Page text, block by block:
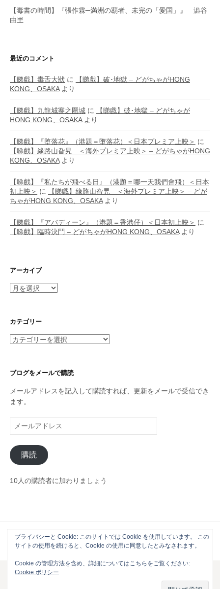
【毒書の時間】『張作霖─満洲の覇者、未完の「愛国」』 澁谷
由里
最近のコメント
【睇戲】毒舌大狀 に
【睇戲】破･地獄 – どがちゃがHONG
KONG、OSAKAより
【睇戲】九龍城寨之圍城 に
【睇戲】破･地獄 – どがちゃが
HONG KONG、OSAKAより
【睇戲】『堕落花』（港題＝墮落花）＜日本プレミア上映＞ に
【睇戲】緣路山旮旯 ＜海外プレミア上映＞ – どがちゃがHONG
KONG、OSAKAより
【睇戲】『私たちが飛べる日』（港題＝哪一天我們會飛）＜日本
初上映＞ に
【睇戲】緣路山旮旯 ＜海外プレミア上映＞ – どが
ちゃがHONG KONG、OSAKAより
【睇戲】『アバディーン』（港題＝香港仔）＜日本初上映＞ に
【睇戲】臨時決鬥 – どがちゃがHONG KONG、OSAKAより
アーカイブ
ア
イ
カテゴリー
カ
リ
ブログをメールで購読
メールアドレスを記入して購読すれば、更新をメールで受信でき
ます。
ー
ル
ア
ド
レ
購読
10人の購読者に加わりましょう
Powered byWordPress | Theme byThemehaus
プライバシーと Cookie: このサイトでは Cookie を使用しています。 この
サイトの使用を続けると、Cookie の使用に同意したとみなされます。
Cookie の管理方法を含め、詳細についてはこちらをご覧ください:
Cookie ポリシー